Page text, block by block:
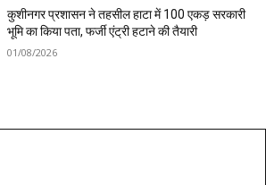
कुशीनगर प्रशासन ने तहसील हाटा में 100 एकड़ सरकारी
भूमि का किया पता, फर्जी एंट्री हटाने की तैयारी
01/08/2026